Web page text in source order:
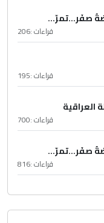
صفَر…تمرّ...
قراءات :206
قراءات :195
العراقية
قراءات :700
صفَر…تمرّ...
قراءات :816